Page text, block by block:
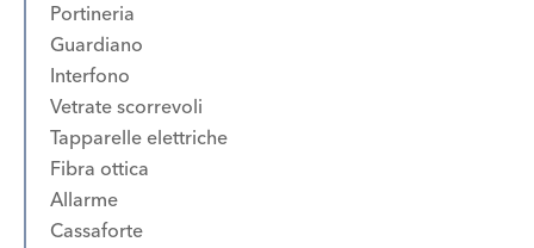
Portineria
Guardiano
Interfono
Vetrate scorrevoli
Tapparelle elettriche
Fibra ottica
Allarme
Cassaforte